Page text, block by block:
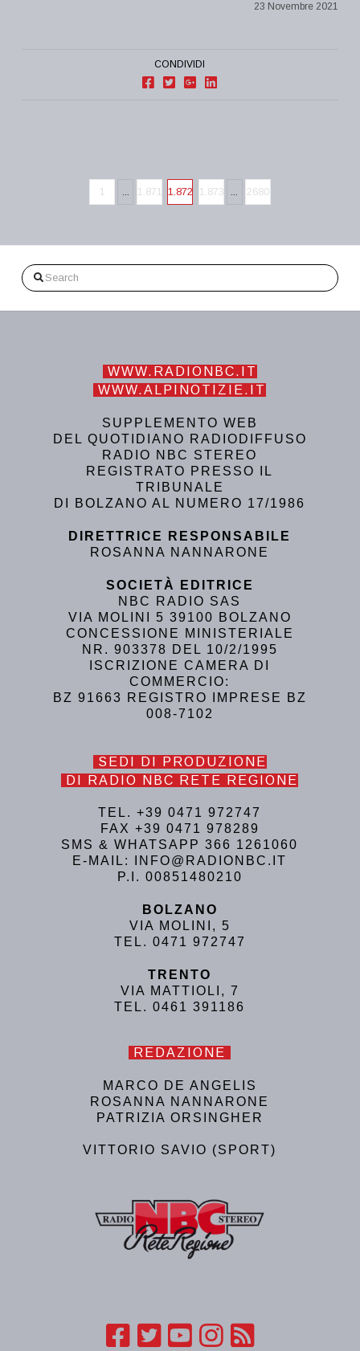
23 Novembre 2021
CONDIVIDI
1 ... 1.871 1.872 1.873 ... 2680
Search
WWW.RADIONBC.IT
WWW.ALPINOTIZIE.IT
SUPPLEMENTO WEB
DEL QUOTIDIANO RADIODIFFUSO
RADIO NBC STEREO
REGISTRATO PRESSO IL
TRIBUNALE
DI BOLZANO AL NUMERO 17/1986
DIRETTRICE RESPONSABILE
ROSANNA NANNARONE
SOCIETÀ EDITRICE
NBC RADIO SAS
VIA MOLINI 5 39100 BOLZANO
CONCESSIONE MINISTERIALE
NR. 903378 DEL 10/2/1995
ISCRIZIONE CAMERA DI
COMMERCIO:
BZ 91663 REGISTRO IMPRESE BZ
008-7102
SEDI DI PRODUZIONE
DI RADIO NBC RETE REGIONE
TEL. +39 0471 972747
FAX +39 0471 978289
SMS & WHATSAPP 366 1261060
E-MAIL: INFO@RADIONBC.IT
P.I. 00851480210
BOLZANO
VIA MOLINI, 5
TEL. 0471 972747
TRENTO
VIA MATTIOLI, 7
TEL. 0461 391186
REDAZIONE
MARCO DE ANGELIS
ROSANNA NANNARONE
PATRIZIA ORSINGHER
VITTORIO SAVIO (SPORT)